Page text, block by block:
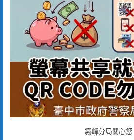
霧峰分局關心您